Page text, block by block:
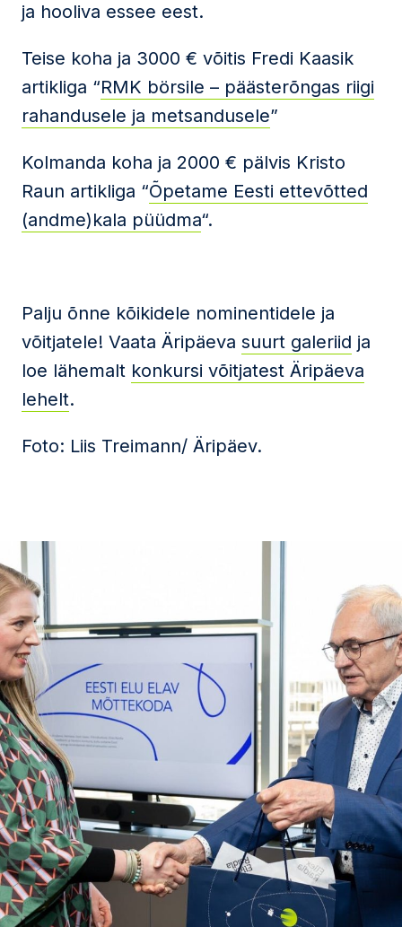
ja hooliva essee eest.
Teise koha ja 3000 € võitis Fredi Kaasik
artikliga “RMK börsile – päästerõngas riigi
rahandusele ja metsandusele”
Kolmanda koha ja 2000 € pälvis Kristo
Raun artikliga “Õpetame Eesti ettevõtted
(andme)kala püüdma“.
Palju õnne kõikidele nominentidele ja
võitjatele! Vaata Äripäeva suurt galeriid ja
loe lähemalt konkursi võitjatest Äripäeva
lehelt.
Foto: Liis Treimann/ Äripäev.